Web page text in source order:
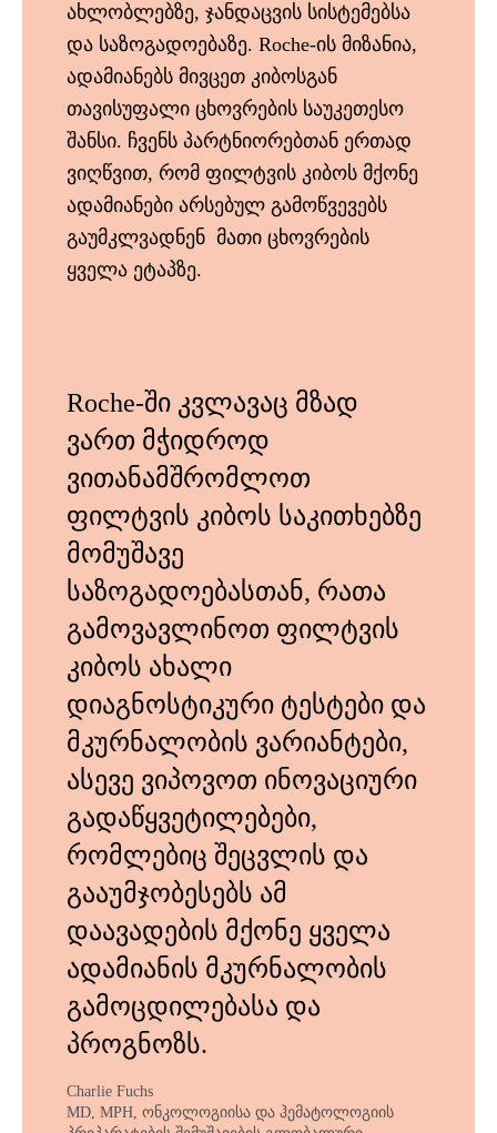
ახლობლებზე, ჯანდაცვის სისტემებსა
და საზოგადოებაზე. Roche-ის მიზანია,
ადამიანებს მივცეთ კიბოსგან
თავისუფალი ცხოვრების საუკეთესო
შანსი. ჩვენს პარტნიორებთან ერთად
ვიღწვით, რომ ფილტვის კიბოს მქონე
ადამიანები არსებულ გამოწვევებს
გაუმკლვადნენ მათი ცხოვრების
ყველა ეტაპზე.
Roche-ში კვლავაც მზად
ვართ მჭიდროდ
ვითანამშრომლოთ
ფილტვის კიბოს საკითხებზე
მომუშავე
საზოგადოებასთან, რათა
გამოვავლინოთ ფილტვის
კიბოს ახალი
დიაგნოსტიკური ტესტები და
მკურნალობის ვარიანტები,
ასევე ვიპოვოთ ინოვაციური
გადაწყვეტილებები,
რომლებიც შეცვლის და
გააუმჯობესებს ამ
დაავადების მქონე ყველა
ადამიანის მკურნალობის
გამოცდილებასა და
პროგნოზს.
Charlie Fuchs
MD, MPH, ონკოლოგიისა და ჰემატოლოგიის